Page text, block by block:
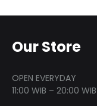
Our Store
OPEN EVERYDAY
11:00 WIB – 20:00 WIB